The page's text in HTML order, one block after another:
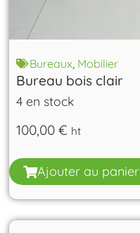
Bureaux Mobilier
Bureau bois clair
4 en stock
100,00€ ht
Ajouter au panier